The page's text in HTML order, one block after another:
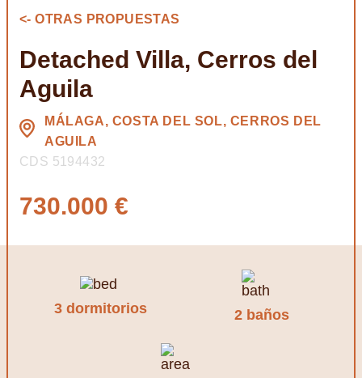
<- OTRAS PROPUESTAS
Detached Villa, Cerros del
Aguila
MÁLAGA, COSTA DEL SOL, CERROS DEL
AGUILA
CDS 5194432
730.000 €
3 dormitorios 2 baños